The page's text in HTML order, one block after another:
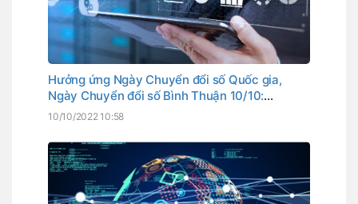
Hưởng ứng Ngày Chuyển đổi số Quốc gia,
Ngày Chuyển đổi số Bình Thuận 10/10:
Chuyển đổi số vì cuộc sống tốt đẹp hơn!
10/10/2022 10:58